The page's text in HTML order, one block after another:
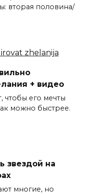
вторая половина/
+ видео
чтобы его мечты
можно быстрее.
звездой на
многие, но